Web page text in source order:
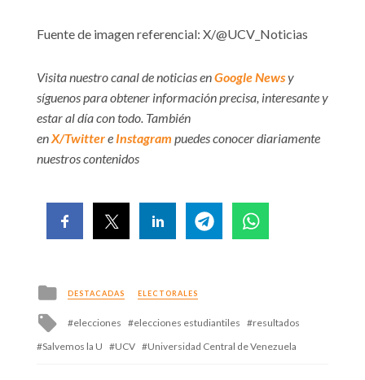
Fuente de imagen referencial: X/@UCV_Noticias
Visita nuestro canal de noticias enGoogle Newsy
síguenos para obtener información precisa, interesante y
estar al día con todo. También
enX/Twittere Instagram puedes conocer diariamente
nuestros contenidos
Posted
in
DESTACADAS ELECTORALES
Tagged
elecciones elecciones estudiantiles
resultados
Salvemos la U
UCV Universidad Central de Venezuela